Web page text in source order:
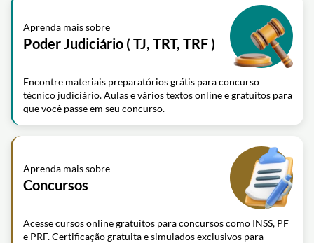
Aprenda mais sobre
Poder Judiciário ( TJ, TRT, TRF )
Encontre materiais preparatórios grátis para concurso
técnico judiciário. Aulas e vários textos online e gratuitos para
que você passe em seu concurso.
Aprenda mais sobre
Concursos
Acesse cursos online gratuitos para concursos como INSS, PF
e PRF. Certificação gratuita e simulados exclusivos para